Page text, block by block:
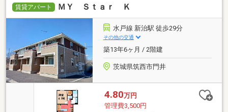
賃貸アパート ＭＹ Ｓｔａｒ Ｋ
水戸線 新治駅 徒歩29分
その他の交通
築13年6ヶ月 / 2階建
茨城県筑西市門井
4.80万円
管理費3,500円